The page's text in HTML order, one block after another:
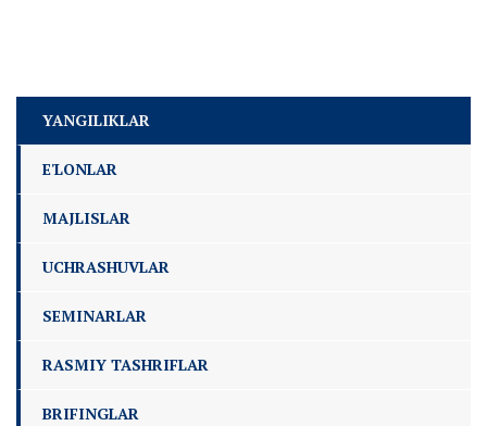
YANGILIKLAR
E'LONLAR
MAJLISLAR
UCHRASHUVLAR
SEMINARLAR
RASMIY TASHRIFLAR
BRIFINGLAR